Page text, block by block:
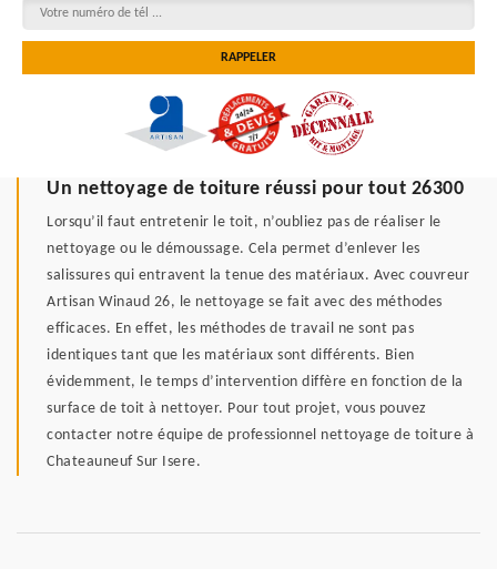
Un nettoyage de toiture réussi pour tout 26300
Lorsqu’il faut entretenir le toit, n’oubliez pas de réaliser le
nettoyage ou le démoussage. Cela permet d’enlever les
salissures qui entravent la tenue des matériaux. Avec couvreur
Artisan Winaud 26, le nettoyage se fait avec des méthodes
efficaces. En effet, les méthodes de travail ne sont pas
identiques tant que les matériaux sont différents. Bien
évidemment, le temps d’intervention diffère en fonction de la
surface de toit à nettoyer. Pour tout projet, vous pouvez
contacter notre équipe de professionnel nettoyage de toiture à
Chateauneuf Sur Isere.